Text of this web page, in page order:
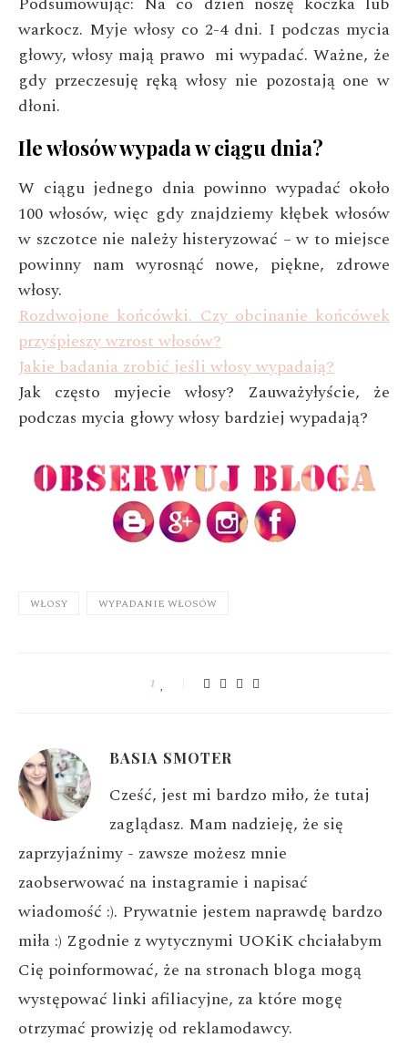
warkocz. Myje włosy co 2-4 dni. I podczas mycia
głowy, włosy mają prawo mi wypadać. Ważne, że
gdy przeczesuję ręką włosy nie pozostają one w
dłoni.
Ile włosów wypada w ciągu dnia?
W ciągu jednego dnia powinno wypadać około
100 włosów, więc gdy znajdziemy kłębek włosów
w szczotce nie należy histeryzować – w to miejsce
powinny nam wyrosnąć nowe, piękne, zdrowe
włosy.
Rozdwojone końcówki. Czy obcinanie końcówek
przyśpieszy wzrost włosów?
Jakie badania zrobić jeśli włosy wypadają?
Jak często myjecie włosy? Zauważyłyście, że
podczas mycia głowy włosy bardziej wypadają?
WŁOSY WYPADANIE WŁOSÓW
1
BASIA SMOTER
Cześć, jest mi bardzo miło, że tutaj
zaglądasz. Mam nadzieję, że się
zaprzyjaźnimy - zawsze możesz mnie
zaobserwować na instagramie i napisać
wiadomość :). Prywatnie jestem naprawdę bardzo
miła :) Zgodnie z wytycznymi UOKiK chciałabym
Cię poinformować, że na stronach bloga mogą
występować linki afiliacyjne, za które mogę
otrzymać prowizję od reklamodawcy.